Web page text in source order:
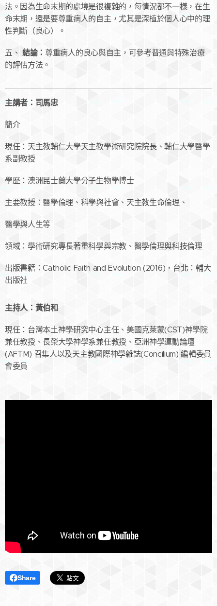
法。因為生命末期的處境是很複雜的，每情況都不一樣，在生
命末期，還是要尊重病人的自主，尤其是深植於個人心中的理
性判斷（良心）。
五、 結論：尊重病人的良心與自主，可參考普通與特殊治療
的評估方法。
主講者：司馬忠
簡介
現任：天主教輔仁大學天主教學術研究院院長、輔仁大學醫學
系副教授
學歷：澳洲昆士蘭大學分子生物學博士
主要教授：醫學倫理、科學與社會、天主教生命倫理、
醫學與人生等
領域：學術研究專長著重科學與宗教、醫學倫理與科技倫理
出版書籍：Catholic Faith and Evolution (2016)，台北：輔大
出版社
主持人：黃伯和
現任：台灣本土神學研究中心主任、美國克萊蒙(CST)神學院
兼任教授、長榮大學神學系兼任教授、亞洲神學運動論壇
(AFTM) 召集人以及天主教國際神學雜誌(Concilium) 編輯委員
會委員
Share